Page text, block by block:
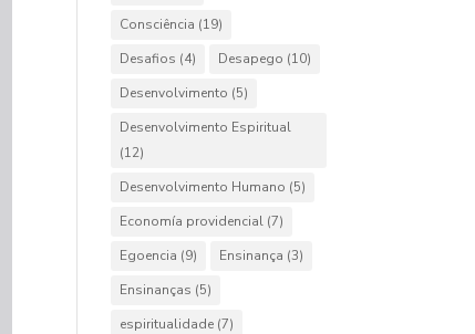
Consciência (19)
Desafios (4) Desapego (10)
Desenvolvimento (5)
Desenvolvimento Espiritual
(12)
Desenvolvimento Humano (5)
Economía providencial (7)
Egoencia (9) Ensinança (3)
Ensinanças (5)
espiritualidade (7)